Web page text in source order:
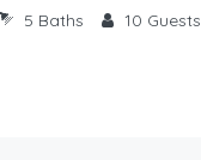
5 Baths 10 Guests